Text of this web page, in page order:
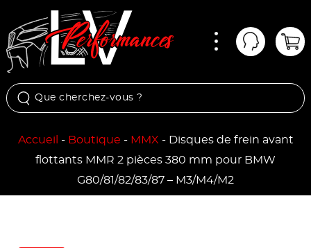
Mon
Accueil - Boutique - MMX - Disques de frein avant
flottants MMR 2 pièces 380 mm pour BMW
G80/81/82/83/87 – M3/M4/M2